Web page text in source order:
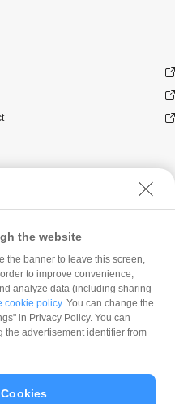
方
the website
the banner to leave this screen,
to improve convenience,
analyze data (including sharing
cookie policy. You can change the
in Privacy Policy. You can
the advertisement identifier from